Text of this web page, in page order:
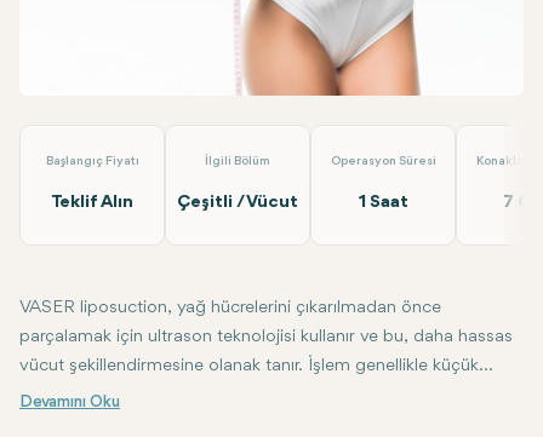
Başlangıç Fiyatı
Teklif Alın
İlgili Bölüm
Çeşitli / Vücut
Operasyon Süresi
1 Saat 7
VASER liposuction, yağ hücrelerini çıkarılmadan önce
parçalamak için ultrason teknolojisi kullanır ve bu, daha hassas
vücut şekillendirmesine olanak tanır. İşlem genellikle küçük
kesiler yapmayı, bir prob yerleştirmeyi ve ardından sıvılaştırılmış
VASER liposuction'ın temel avantajları arasında minimal